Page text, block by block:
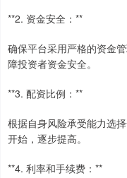
**2. 资金安全：**
确保平台采用严格的资金
障投资者资金安全。
**3. 配资比例：**
根据自身风险承受能力选
开始，逐步提高。
**4. 利率和手续费：**